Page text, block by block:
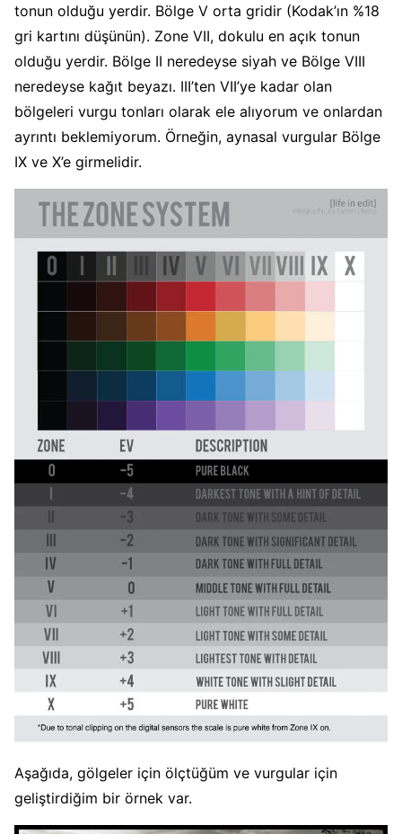
tonun olduğu yerdir. Bölge V orta gridir (Kodak’ın %18
gri kartını düşünün). Zone VII, dokulu en açık tonun
olduğu yerdir. Bölge II neredeyse siyah ve Bölge VIII
neredeyse kağıt beyazı. III’ten VII’ye kadar olan
bölgeleri vurgu tonları olarak ele alıyorum ve onlardan
ayrıntı beklemiyorum. Örneğin, aynasal vurgular Bölge
IX ve X’e girmelidir.
Aşağıda, gölgeler için ölçtüğüm ve vurgular için
geliştirdiğim bir örnek var.